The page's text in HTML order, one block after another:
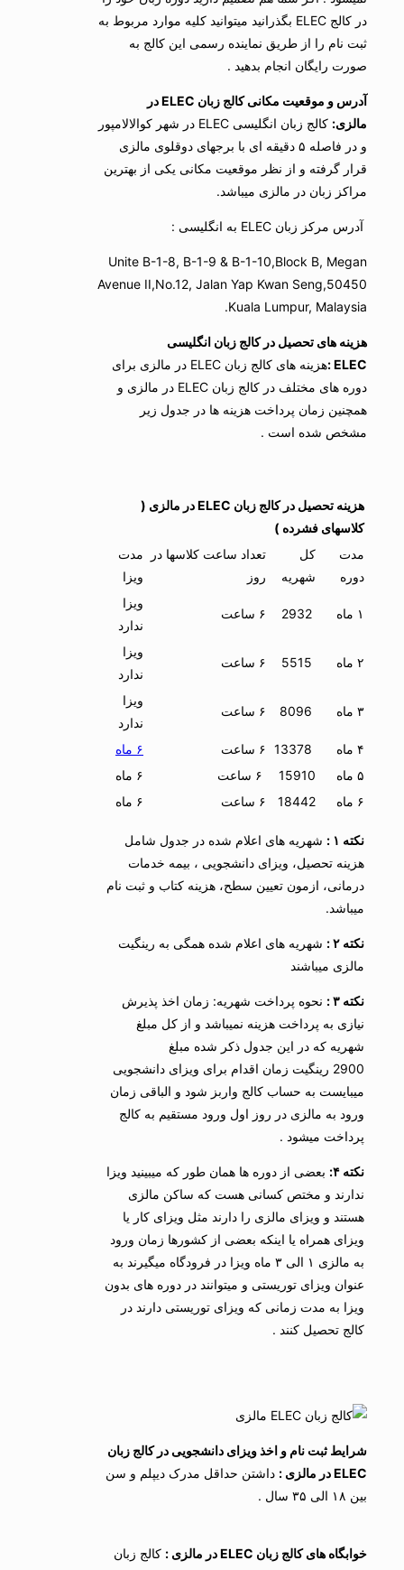
در کالج ELEC بگذرانید میتوانید کلیه موارد مربوط به
ثبت نام را از طریق نماینده رسمی این کالج به
صورت رایگان انجام بدهید .
آدرس و موقعیت مکانی کالج زبان ELEC در
مالزی:
کالج زبان انگلیسی ELEC در شهر کوالالامپور
و در فاصله ۵ دقیقه ای با برجهای دوقلوی مالزی
قرار گرفته و از نظر موقعیت مکانی یکی از بهترین
مراکز زبان در مالزی میباشد.
آدرس مرکز زبان ELEC به انگلیسی :
Unite B-1-8, B-1-9 & B-1-10,Block B, Megan
Avenue II,No.12, Jalan Yap Kwan Seng,50450
Kuala Lumpur, Malaysia.
هزینه های تحصیل در کالج زبان انگلیسی
ELEC :
هزینه های کالج زبان ELEC در مالزی برای
دوره های مختلف در کالج زبان ELEC در مالزی و
همچنین زمان پرداخت هزینه ها در جدول زیر
مشخص شده است .
هزینه تحصیل در کالج زبان ELEC در مالزی (
کلاسهای فشرده )
مدت
دوره
کل
شهریه
تعداد ساعت کلاسها در
روز
مدت
ویزا
۱ ماه ۶ ساعت
ویزا
ندارد
۲ ماه ۶ ساعت
ویزا
ندارد
۳ ماه ۶ ساعت
ویزا
ندارد
۴ ماه
۶ ساعت
۶ ماه
۵ ماه
15910
۶ ماه
۶ ماه
18442 ۶ ساعت ۶ ماه
نکته ۱ :
شهریه های اعلام شده در جدول شامل
هزینه تحصیل، ویزای دانشجویی ، بیمه خدمات
درمانی، ازمون تعیین سطح، هزینه کتاب و ثبت نام
میباشد.
نکته ۲ :
شهریه های اعلام شده همگی به رینگیت
مالزی میباشند
نکته ۳ :
نحوه پرداخت شهریه: زمان اخذ پذیرش
نیازی به پرداخت هزینه نمیباشد و از کل مبلغ
شهریه که در این جدول ذکر شده مبلغ
2900 رینگیت زمان اقدام برای ویزای دانشجویی
میبایست به حساب کالج واربز شود و الباقی زمان
ورود به مالزی در روز اول ورود مستقیم به کالج
پرداخت میشود .
نکته ۴:
بعضی از دوره ها همان طور که میبینید ویزا
ندارند و مختص کسانی هست که ساکن مالزی
هستند و ویزای مالزی را دارند مثل ویزای کار یا
ویزای همراه یا اینکه بعضی از کشورها زمان ورود
به مالزی ۱ الی ۳ ماه ویزا در فرودگاه میگیرند به
عنوان ویزای توریستی و میتوانند در دوره های بدون
ویزا به مدت زمانی که ویزای توریستی دارند در
کالج تحصیل کنند .
شرایط ثبت نام و اخذ ویزای دانشجویی در کالج زبان
ELEC در مالزی :
داشتن حداقل مدرک دیپلم و سن
بین ۱۸ الی ۳۵ سال .
خوابگاه های کالج زبان ELEC در مالزی :
کالج زبان